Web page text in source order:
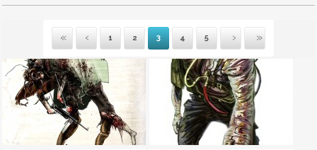
Première
Précédente
1 2 3 4 5
Suivante
Dernière